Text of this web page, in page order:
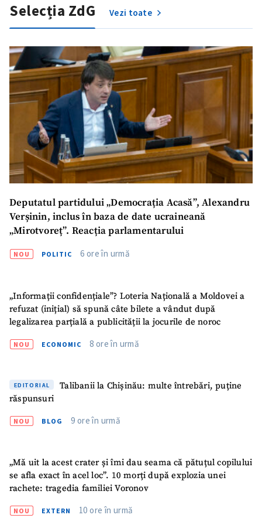
Selecția ZdG Vezi toate
Deputatul partidului „Democrația Acasă”, Alexandru
Verșinin, inclus în baza de date ucraineană
„Mirotvoreț”. Reacția parlamentarului
NOU POLITIC 6 ore în urmă
„Informații confidențiale”? Loteria Națională a Moldovei a
refuzat (inițial) să spună câte bilete a vândut după
legalizarea parțială a publicității la jocurile de noroc
NOU ECONOMIC 8 ore în urmă
EDITORIAL
Talibanii la Chișinău: multe întrebări, puține
răspunsuri
NOU BLOG 9 ore în urmă
„Mă uit la acest crater și îmi dau seama că pătuțul copilului
se afla exact în acel loc”. 10 morți după explozia unei
rachete: tragedia familiei Voronov
NOU EXTERN 10 ore în urmă
ȘTIREA MEA
Titlu știre
+ Adaugă titlu
Link media
+ Link media
Email+ Emailul meu
Telefon
+ Telefon personal